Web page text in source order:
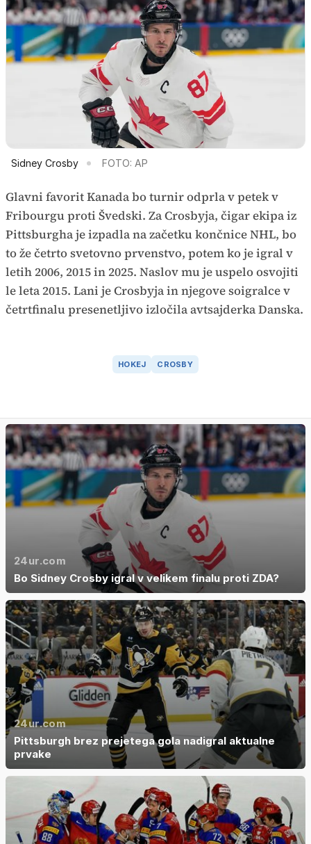
Sidney Crosby FOTO: AP
Glavni favorit Kanada bo turnir odprla v petek v
Fribourgu proti Švedski. Za Crosbyja, čigar ekipa iz
Pittsburgha je izpadla na začetku končnice NHL, bo
to že četrto svetovno prvenstvo, potem ko je igral v
letih 2006, 2015 in 2025. Naslov mu je uspelo osvojiti
le leta 2015. Lani je Crosbyja in njegove soigralce v
četrtfinalu presenetljivo izločila avtsajderka Danska.
HOKEJ CROSBY
24ur.com
Bo Sidney Crosby igral v velikem finalu proti ZDA?
24ur.com
Pittsburgh brez prejetega gola nadigral aktualne
prvake